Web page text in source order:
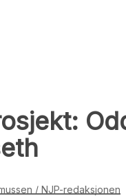
/ NJP-redaksjonen